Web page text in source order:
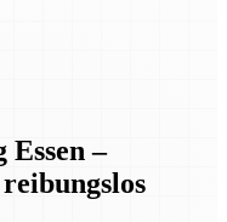
Essen –